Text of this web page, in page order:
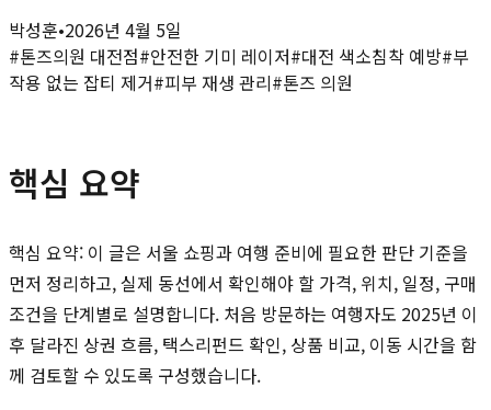
박성훈•2026년 4월 5일
#톤즈의원 대전점#안전한 기미 레이저#대전 색소침착 예방#부
작용 없는 잡티 제거#피부 재생 관리#톤즈 의원
핵심 요약
핵심 요약: 이 글은 서울 쇼핑과 여행 준비에 필요한 판단 기준을
먼저 정리하고, 실제 동선에서 확인해야 할 가격, 위치, 일정, 구매
조건을 단계별로 설명합니다. 처음 방문하는 여행자도 2025년 이
후 달라진 상권 흐름, 택스리펀드 확인, 상품 비교, 이동 시간을 함
께 검토할 수 있도록 구성했습니다.